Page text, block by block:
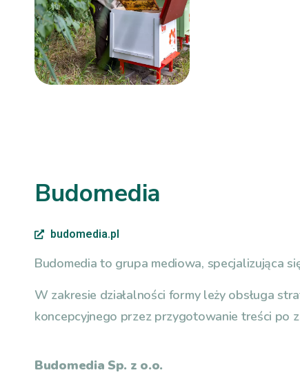
Budomedia
budomedia.pl
Budomedia to grupa mediowa, specjalizująca
W zakresie działalności formy leży obsługa
koncepcyjnego przez przygotowanie treści po
Budomedia Sp. z o.o.